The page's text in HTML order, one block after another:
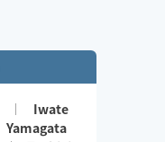
Iwate
Yamagata